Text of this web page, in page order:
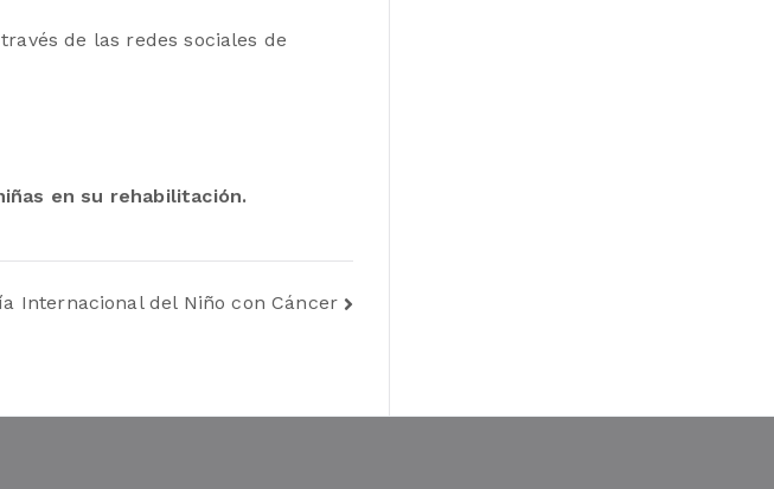
de las redes sociales de
en su rehabilitación.
Internacional del Niño con Cáncer